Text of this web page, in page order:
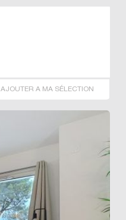
AJOUTER A MA SÉLECTION